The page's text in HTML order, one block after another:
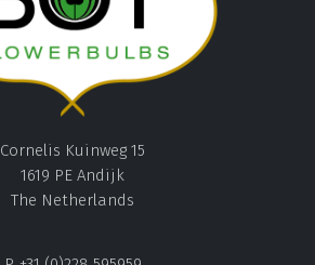
Cornelis Kuinweg 15
1619 PE Andijk
The Netherlands